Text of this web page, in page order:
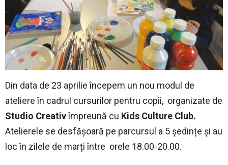
Din data de 23 aprilie începem un nou modul de
ateliere în cadrul cursurilor pentru copii, organizate de
Studio Creativîmpreună cu Kids Culture Club.
Atelierele se desfășoară pe parcursul a 5 ședințe și au
loc în zilele de marți între orele 18.00-20.00.